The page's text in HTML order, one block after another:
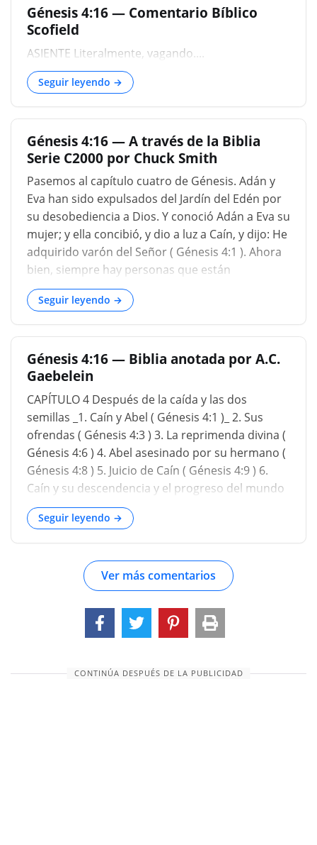
termina el Monte Líbano, llamado. προσωπον
του θεου, "La cara de Dios", hizo mención de
Polybius E, y Strabo F: y estaba cerca de esas
Y es posible poder tener su nombre de alguna
rostro de Dios, o su presencia disfrutada por
nuestros primeros padres después de su
expulsión de Eden, y desde allí, Caín salió: Y
HABITÓ EN LA TIER...
Génesis 4:16 — Comentario Bíblico
Scofield
ASIENTE Literalmente, vagando....
Seguir leyendo →
Génesis 4:16 — A través de la Biblia
Serie C2000 por Chuck Smith
Pasemos al capítulo cuatro de Génesis. Adán y
Eva han sido expulsados ​​del Jardín del Edén por
su desobediencia a Dios. Y conoció Adán a Eva su
mujer; y ella concibió, y dio a luz a Caín, y dijo: He
adquirido varón del Señor ( Génesis 4:1 ). Ahora
bien, siempre hay personas que están
dispuestas a inventar teorías sobre cómo
ocurrieron ciertas cosas o qué eran ciertas
cosas. Pero déjame decirte que dondequiera que
la Biblia guarde silencio, es mejor que
guardemos silencio. No estoy realmente
interesado en conjeturar sobre las escrituras.
Pero hay quienes enseñan que el pecado de Eva
con la serpiente fue que Eva tuvo cópula con la
serpiente, según la teoría de muchos, y Caín es
producto de esa relación. Entonces, en realidad,
Caín era descendiente de hombres después de
Satanás, y luego Abel era, ya sabes, la relación
respaldan eso en a
Seguir leyendo →
Génesis 4:16 — Biblia anotada por A.C.
Gaebelein
CAPÍTULO 4 Después de la caída y las dos
semillas _1. Caín y Abel ( Génesis 4:1 )_ 2. Sus
ofrendas ( Génesis 4:3 ) 3. La reprimenda divina (
Génesis 4:6 ) 4. Abel asesinado por su hermano (
Génesis 4:8 ) 5. Juicio de Caín ( Génesis 4:9 ) 6.
Caín y su descendencia y el progreso del mundo
( Génesis 4:17 ) 7. Set en lugar de Abel ( Génesis
4:25Seguir leyendo →
Ver más comentarios
CONTINÚA DESPUÉS DE LA PUBLICIDAD